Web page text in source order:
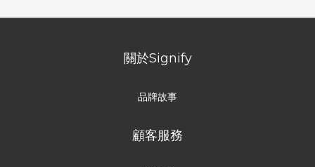
關於Signify
品牌故事
顧客服務